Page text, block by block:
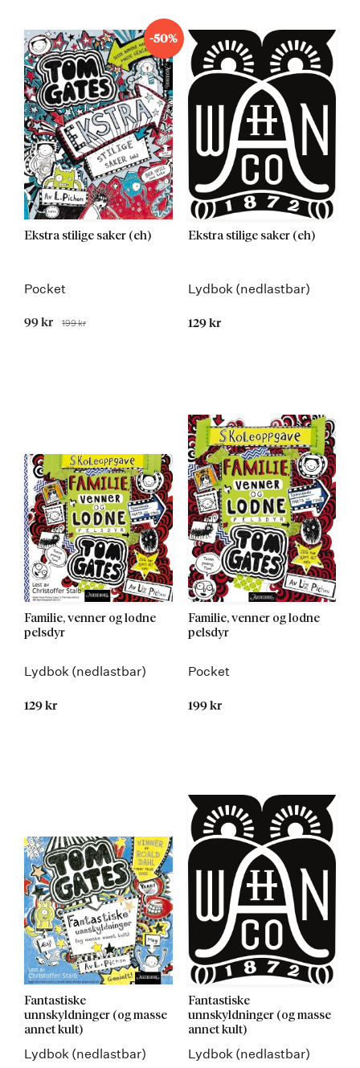
-50%
Ekstra stilige saker (eh)
Pocket
Tilbudspris
99 kr Før
199 kr
Ekstra stilige saker (eh)
Lydbok (nedlastbar)
129 kr
Familie, venner og lodne
pelsdyr
Lydbok (nedlastbar)
129 kr
Familie, venner og lodne
pelsdyr
Pocket
199 kr
Fantastiske
unnskyldninger (og masse
annet kult)
Lydbok (nedlastbar)
Fantastiske
unnskyldninger (og masse
annet kult)
Lydbok (nedlastbar)